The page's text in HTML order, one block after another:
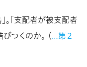
。「支配者が被支配者
つくのか。 （…第２